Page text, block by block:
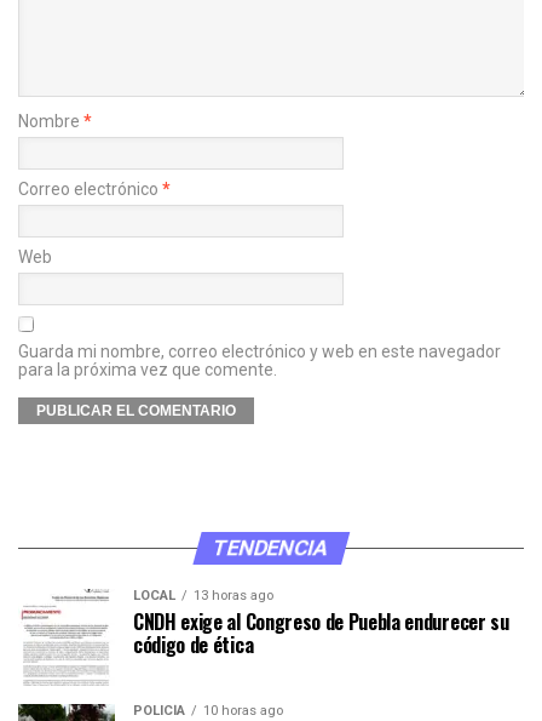
Nombre *
Correo electrónico *
Web
Guarda mi nombre, correo electrónico y web en este navegador
para la próxima vez que comente.
TENDENCIA
LOCAL 13 horas ago
CNDH exige al Congreso de Puebla endurecer su
código de ética
POLICÍA 10 horas ago